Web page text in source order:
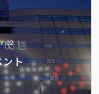
02
ント